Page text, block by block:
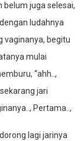
juga selesai,
ludahnya
vaginanya, begitu
mulai
“ahh..,
jari
Pertama..,
lagi jarinya